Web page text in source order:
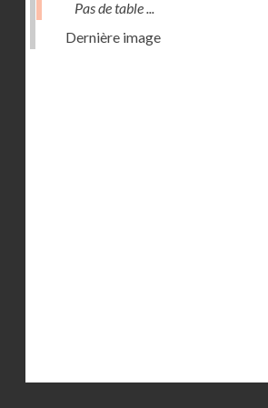
Pas de table ...
Dernière image